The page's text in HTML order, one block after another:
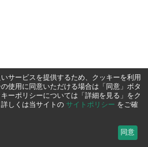
サービスを提供するため、クッキーを利用
使用に同意いただける場合は「同意」ボタ
ーポリシーについては「詳細を見る」をク
しくは当サイトの サイトポリシー をご確
同意